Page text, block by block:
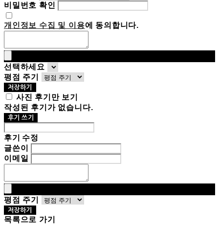
비밀번호 확인
개인정보 수집 및 이용에 동의합니다.
선택하세요
평점 주기
저장하기
사진 후기만 보기
작성된 후기가 없습니다.
후기 쓰기
후기 수정
글쓴이
이메일
평점 주기
저장하기
목록으로 가기